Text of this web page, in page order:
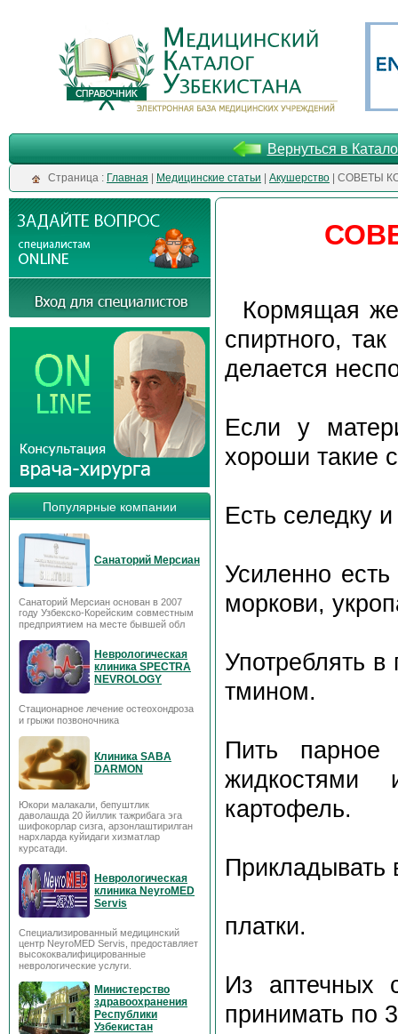
Вернуться в
Cтраница : Главная Медицинские статьи Акушерство | СОВЕТЫ
Популярные компании
Санаторий Мерсиан
Санаторий Мерсиан основан в 2007
году Узбекско-Корейским совместным
предприятием на месте бывшей обл
Неврологическая
клиника SPECTRA
NEVROLOGY
Стационарное лечение остеохондроза
и грыжи позвоночника
Клиника SABA
DARMON
Юкори малакали, бепуштлик
даволашда 20 йиллик тажрибага эга
шифокорлар сизга, арзонлаштирилган
нархларда куйидаги хизматлар
курсатади.
Неврологическая
клиника NeyroMED
Servis
Специализированный медицинский
центр NeyroMED Servis, предоставляет
высококвалифицированные
неврологические услуги.
Министерство
здравоохранения
Республики
Узбекистан
Кормящая
спиртного,
делается
Если у
хороши такие
Есть селедку
Усиленно
моркови,
Употреблять
тмином.
Пить
картофель.
Прикладывать
платки.
Из аптечных
принимать по